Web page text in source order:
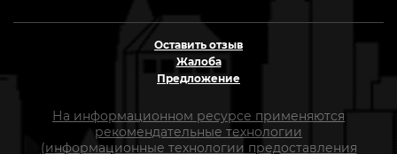
Оставить отзыв
Жалоба
Предложение
На информационном ресурсе применяются
рекомендательные технологии
(информационные технологии предоставления